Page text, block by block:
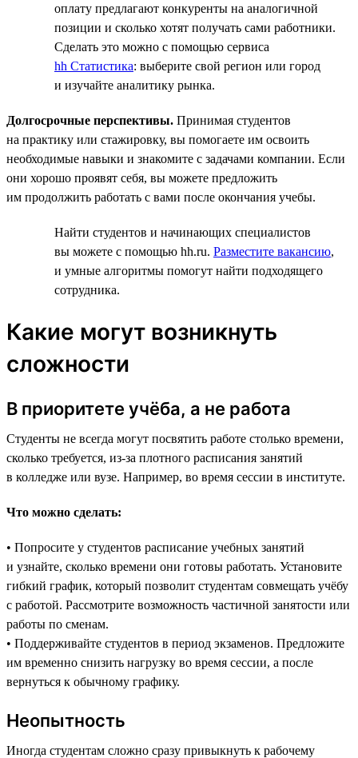
оплату предлагают конкуренты на аналогичной
позиции и сколько хотят получать сами работники.
Сделать это можно с помощью сервиса
hh Статистика: выберите свой регион или город
и изучайте аналитику рынка.
Долгосрочные перспективы. Принимая студентов
на практику или стажировку, вы помогаете им освоить
необходимые навыки и знакомите с задачами компании. Если
они хорошо проявят себя, вы можете предложить
им продолжить работать с вами после окончания учебы.
Найти студентов и начинающих специалистов
вы можете с помощью hh.ru. Разместите вакансию,
и умные алгоритмы помогут найти подходящего
сотрудника.
Какие могут возникнуть
сложности
В приоритете учёба, а не работа
Студенты не всегда могут посвятить работе столько времени,
сколько требуется, из-за плотного расписания занятий
в колледже или вузе. Например, во время сессии в институте.
Что можно сделать:
• Попросите у студентов расписание учебных занятий
и узнайте, сколько времени они готовы работать. Установите
гибкий график, который позволит студентам совмещать учёбу
с работой. Рассмотрите возможность частичной занятости или
работы по сменам.
• Поддерживайте студентов в период экзаменов. Предложите
им временно снизить нагрузку во время сессии, а после
вернуться к обычному графику.
Неопытность
Иногда студентам сложно сразу привыкнуть к рабочему